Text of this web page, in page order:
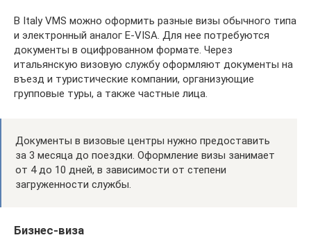
В Italy VMS можно оформить разные визы обычного типа
и электронный аналог E-VISA. Для нее потребуются
документы в оцифрованном формате. Через
итальянскую визовую службу оформляют документы на
въезд и туристические компании, организующие
групповые туры, а также частные лица.
Документы в визовые центры нужно предоставить
за 3 месяца до поездки. Оформление визы занимает
от 4 до 10 дней, в зависимости от степени
загруженности службы.
Бизнес-виза